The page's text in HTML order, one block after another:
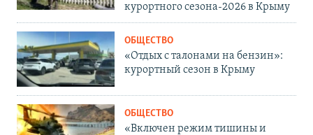
курортного сезона-2026 в Крыму
ОБЩЕСТВО
«Отдых с талонами на бензин»:
курортный сезон в Крыму
ОБЩЕСТВО
«Включен режим тишины и